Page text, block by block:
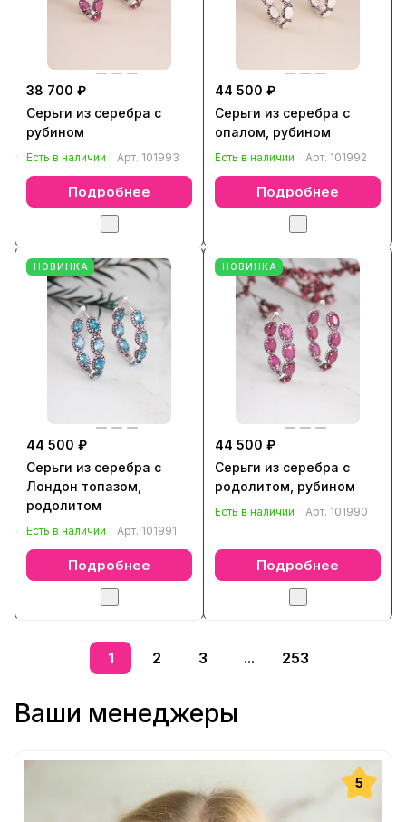
38 700 ₽
Серьги из серебра с
рубином
Есть в наличии Арт. 101993
Подробнее
44 500 ₽
Серьги из серебра с
опалом, рубином
Есть в наличии Арт. 101992
Подробнее
НОВИНКА
44 500 ₽
Серьги из серебра с
Лондон топазом,
родолитом
Есть в наличии Арт. 101991
Подробнее
НОВИНКА
44 500 ₽
Серьги из серебра с
родолитом, рубином
Есть в наличии Арт. 101990
Подробнее
1 2 3 ... 253
Ваши менеджеры
5